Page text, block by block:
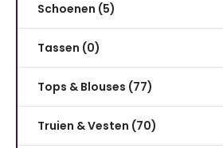
Schoenen (5)
Tassen (0)
Tops & Blouses (77)
Truien & Vesten (70)